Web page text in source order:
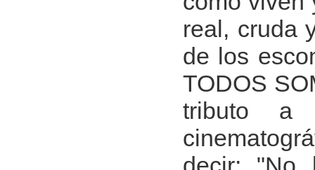
real, cruda
de los
TODOS
tributo a